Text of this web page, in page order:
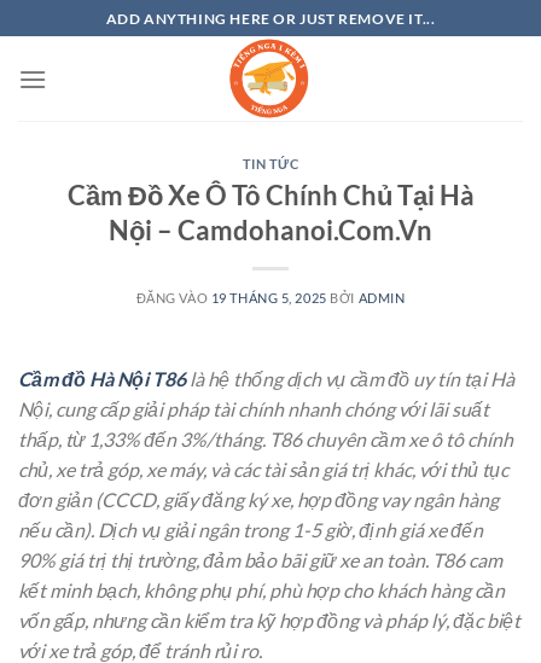
qua
nội
ADD ANYTHING HERE OR JUST REMOVE IT...
TIN TỨC
Cầm Đồ Xe Ô Tô Chính Chủ Tại Hà
Nội – Camdohanoi.Com.Vn
ĐĂNG VÀO 19 THÁNG 5, 2025 BỞI ADMIN
Cầm đồ Hà Nội T86là hệ thống dịch vụ cầm đồ uy tín tại Hà
Nội, cung cấp giải pháp tài chính nhanh chóng với lãi suất
thấp, từ 1,33% đến 3%/tháng. T86 chuyên cầm xe ô tô chính
chủ, xe trả góp, xe máy, và các tài sản giá trị khác, với thủ tục
đơn giản (CCCD, giấy đăng ký xe, hợp đồng vay ngân hàng
nếu cần). Dịch vụ giải ngân trong 1-5 giờ, định giá xe đến
90% giá trị thị trường, đảm bảo bãi giữ xe an toàn. T86 cam
kết minh bạch, không phụ phí, phù hợp cho khách hàng cần
vốn gấp, nhưng cần kiểm tra kỹ hợp đồng và pháp lý, đặc biệt
với xe trả góp, để tránh rủi ro.